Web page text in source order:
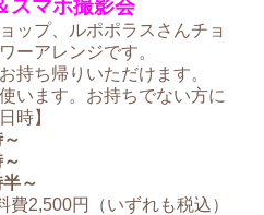
スマホ撮影会
ップ、ルポポラスさんチョ
ーアレンジです。
持ち帰りいただけます。
います。お持ちでない方に
時】
～
費2,500円（いずれも税込）